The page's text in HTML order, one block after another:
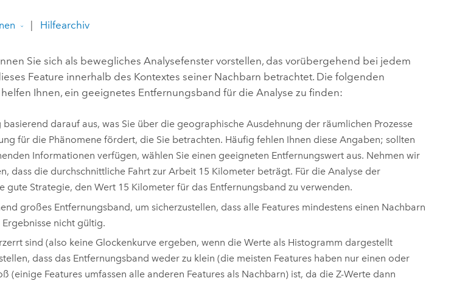
Alle Storys
Hilfearchiv
Sie sich als bewegliches Analysefenster vorstellen, das vorübergehend bei jedem
Feature innerhalb des Kontextes seiner Nachbarn betrachtet. Die folgenden
Ihnen, ein geeignetes Entfernungsband für die Analyse zu finden:
basierend darauf aus, was Sie über die geographische Ausdehnung der räumlichen Prozesse
für die Phänomene fördert, die Sie betrachten. Häufig fehlen Ihnen diese Angaben; sollten
Informationen verfügen, wählen Sie einen geeigneten Entfernungswert aus. Nehmen wir
dass die durchschnittliche Fahrt zur Arbeit 15 Kilometer beträgt. Für die Analyse der
gute Strategie, den Wert 15 Kilometer für das Entfernungsband zu verwenden.
großes Entfernungsband, um sicherzustellen, dass alle Features mindestens einen Nachbarn
nicht gültig.
sind (also keine Glockenkurve ergeben, wenn die Werte als Histogramm dargestellt
dass das Entfernungsband weder zu klein (die meisten Features haben nur einen oder
(einige Features umfassen alle anderen Features als Nachbarn) ist, da die Z-Werte dann